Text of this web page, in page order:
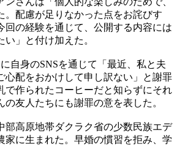
。配慮が足りなかった点をお詫びす
回の経験を通じて、公開する内容には
」と付け加えた。
自身のSNSを通じて「最近、私と夫
心配をおかけして申し訳ない」と謝罪
で作られたコーヒーだと知らずにそれ
の友人たちにも謝罪の意を表した。
部高原地帯ダクラク省の少数民族エデ
家に生まれた。早婚の慣習を拒み、学